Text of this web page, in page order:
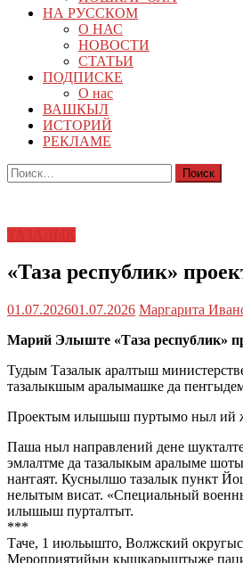
НА РУССКОМ
О НАС
НОВОСТИ
СТАТЬИ
ПОДПИСКЕ
О нас
ВАШКЫЛ
ИСТОРИЙ
РЕКЛАМЕ
Найти:
«Таза республик»
01.07.202601.07.2026 Маргарита
Марий Элыште «Таза республик»
Тудым Тазалык аралтыш
тазалыкшым аралымашке да
Проектым илышыш пуртымо ныл ий
Паша ныл направлений дене
эмлалтме да тазалыкым аралыме
наҥгаят. Куснылшо тазалык пункт
нелытым висат. «Специальный
илышыш пурталтыт.
***
Таче, 1 июльышто, Волжский
Мероприятийын кышкарыштыже